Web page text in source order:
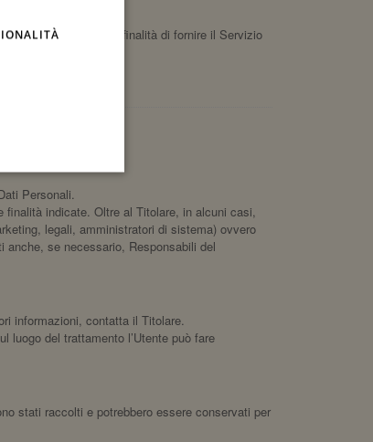
Applicazione ha la finalità di fornire il Servizio
Personali.
indicate. Oltre al Titolare, in alcuni casi,
legali, amministratori di sistema) ovvero
se necessario, Responsabili del
informazioni, contatta il Titolare.
luogo del trattamento l’Utente può fare
stati raccolti e potrebbero essere conservati per